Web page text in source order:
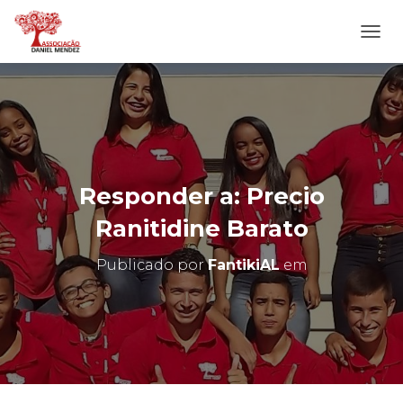
L
T
E
R
N
A
N
A
E
G
O
Responder a: Precio
Ranitidine Barato
Publicado porFantikiALem